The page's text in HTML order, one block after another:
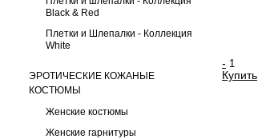
Black & Red
Плетки и Шлепалки - Коллекция
White
ЭРОТИЧЕСКИЕ КОЖАНЫЕ
КОСТЮМЫ
Женские костюмы
Женские гарнитуры
-
Купить